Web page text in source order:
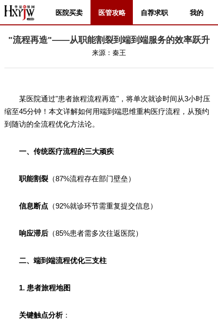
医院买卖 医管攻略 自荐求职 我的
"流程再造"——从职能割裂到端到端服务的效率跃升
来源： 秦王
某医院通过"患者旅程流程再造"，将单次就诊时间从3小时压
缩至45分钟！本文详解如何用端到端思维重构医疗流程，从预约
到随访的全流程优化方法论。
一、传统医疗流程的三大顽疾
职能割裂（87%流程存在部门壁垒）
信息断点（92%就诊环节需重复提交信息）
响应滞后（85%患者需多次往返医院）
二、端到端流程优化三支柱
1. 患者旅程地图
关键触点分析：